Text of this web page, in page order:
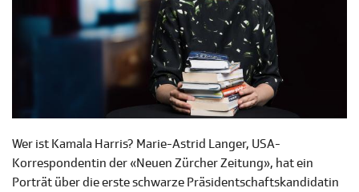
Wer ist Kamala Harris? Marie-Astrid Langer, USA-
Korrespondentin der «Neuen Zürcher Zeitung», hat ein
Porträt über die erste schwarze Präsidentschaftskandidatin